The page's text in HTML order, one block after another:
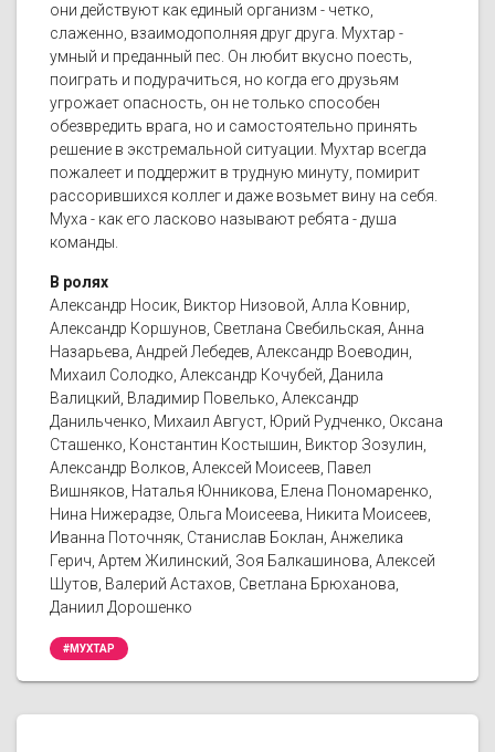
они действуют как единый организм - четко,
слаженно, взаимодополняя друг друга. Мухтар -
умный и преданный пес. Он любит вкусно поесть,
поиграть и подурачиться, но когда его друзьям
угрожает опасность, он не только способен
обезвредить врага, но и самостоятельно принять
решение в экстремальной ситуации. Мухтар всегда
пожалеет и поддержит в трудную минуту, помирит
рассорившихся коллег и даже возьмет вину на себя.
Муха - как его ласково называют ребята - душа
команды.
В ролях
Александр Носик, Виктор Низовой, Алла Ковнир,
Александр Коршунов, Светлана Свебильская, Анна
Назарьева, Андрей Лебедев, Александр Воеводин,
Михаил Солодко, Александр Кочубей, Данила
Валицкий, Владимир Повелько, Александр
Данильченко, Михаил Август, Юрий Рудченко, Оксана
Сташенко, Константин Костышин, Виктор Зозулин,
Александр Волков, Алексей Моисеев, Павел
Вишняков, Наталья Юнникова, Елена Пономаренко,
Нина Нижерадзе, Ольга Моисеева, Никита Моисеев,
Иванна Поточняк, Станислав Боклан, Анжелика
Герич, Артем Жилинский, Зоя Балкашинова, Алексей
Шутов, Валерий Астахов, Светлана Брюханова,
Даниил Дорошенко
#МУХТАР